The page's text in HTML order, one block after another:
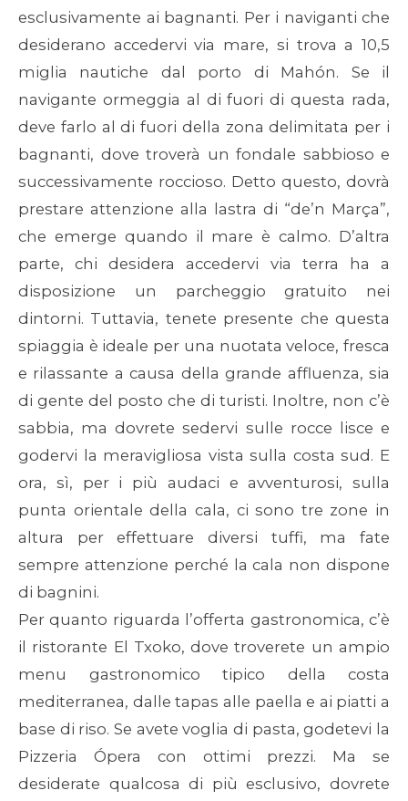
esclusivamente ai bagnanti. Per i naviganti che
desiderano accedervi via mare, si trova a 10,5
miglia nautiche dal porto di Mahón. Se il
navigante ormeggia al di fuori di questa rada,
deve farlo al di fuori della zona delimitata per i
bagnanti, dove troverà un fondale sabbioso e
successivamente roccioso. Detto questo, dovrà
prestare attenzione alla lastra di “de’n Marça”,
che emerge quando il mare è calmo. D’altra
parte, chi desidera accedervi via terra ha a
disposizione un parcheggio gratuito nei
dintorni. Tuttavia, tenete presente che questa
spiaggia è ideale per una nuotata veloce, fresca
e rilassante a causa della grande affluenza, sia
di gente del posto che di turisti. Inoltre, non c’è
sabbia, ma dovrete sedervi sulle rocce lisce e
godervi la meravigliosa vista sulla costa sud. E
ora, sì, per i più audaci e avventurosi, sulla
punta orientale della cala, ci sono tre zone in
altura per effettuare diversi tuffi, ma fate
sempre attenzione perché la cala non dispone
di bagnini.
Per quanto riguarda l’offerta gastronomica, c’è
il ristorante El Txoko, dove troverete un ampio
menu gastronomico tipico della costa
mediterranea, dalle tapas alle paella e ai piatti a
base di riso. Se avete voglia di pasta, godetevi la
Pizzeria Ópera con ottimi prezzi. Ma se
desiderate qualcosa di più esclusivo, dovrete